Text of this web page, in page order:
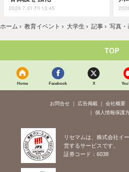
2026.7.31 Fri 13:45
ホーム › 教育イベント › 大学生 › 記事 › 写真・
TOP
Home Facebook X
お問合せ 広告掲載 会社概要
個人情報保護
リセマムは、株式会社イ
営するサービスです。
証券コード：6038